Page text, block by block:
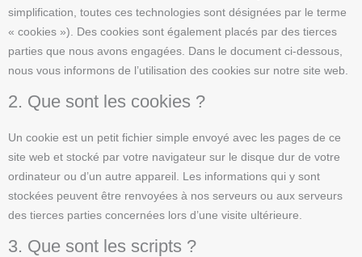
simplification, toutes ces technologies sont désignées par le terme
« cookies »). Des cookies sont également placés par des tierces
parties que nous avons engagées. Dans le document ci-dessous,
nous vous informons de l’utilisation des cookies sur notre site web.
2. Que sont les cookies ?
Un cookie est un petit fichier simple envoyé avec les pages de ce
site web et stocké par votre navigateur sur le disque dur de votre
ordinateur ou d’un autre appareil. Les informations qui y sont
stockées peuvent être renvoyées à nos serveurs ou aux serveurs
des tierces parties concernées lors d’une visite ultérieure.
3. Que sont les scripts ?